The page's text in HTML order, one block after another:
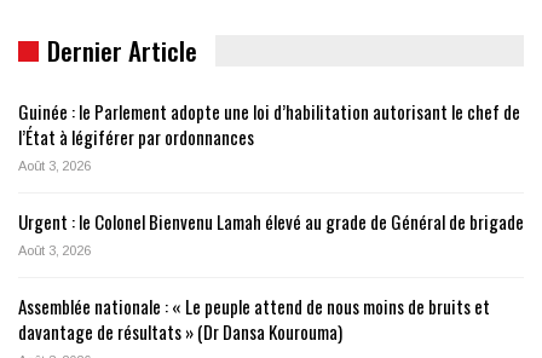
Dernier Article
Guinée : le Parlement adopte une loi d’habilitation autorisant le chef de
l’État à légiférer par ordonnances
Août 3, 2026
Urgent : le Colonel Bienvenu Lamah élevé au grade de Général de brigade
Août 3, 2026
Assemblée nationale : « Le peuple attend de nous moins de bruits et
davantage de résultats » (Dr Dansa Kourouma)